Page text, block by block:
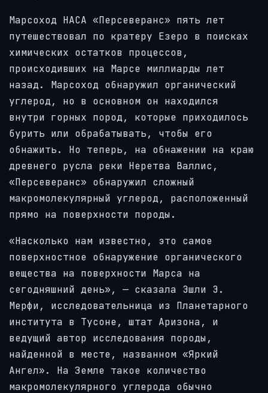
Марсоход НАСА «Персеверанс» пять лет
путешествовал по кратеру Езеро в поисках
химических остатков процессов,
происходивших на Марсе миллиарды лет
назад. Марсоход обнаружил органический
углерод, но в основном он находился
внутри горных пород, которые приходилось
бурить или обрабатывать, чтобы его
обнажить. Но теперь, на обнажении на краю
древнего русла реки Неретва Валлис,
«Персеверанс» обнаружил сложный
макромолекулярный углерод, расположенный
прямо на поверхности породы.
«Насколько нам известно, это самое
поверхностное обнаружение органического
вещества на поверхности Марса на
сегодняшний день», — сказала Эшли Э.
Мерфи, исследовательница из Планетарного
института в Тусоне, штат Аризона, и
ведущий автор исследования породы,
найденной в месте, названном «Яркий
Ангел». На Земле такое количество
макромолекулярного углерода обычно